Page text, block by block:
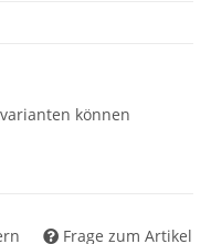
können
Frage zum Artikel